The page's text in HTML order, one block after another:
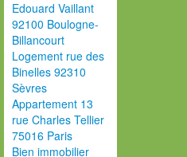
Edouard Vaillant
92100 Boulogne-
Billancourt
Logement rue des
Binelles 92310
Sèvres
Appartement 13
rue Charles Tellier
75016 Paris
Bien immobilier